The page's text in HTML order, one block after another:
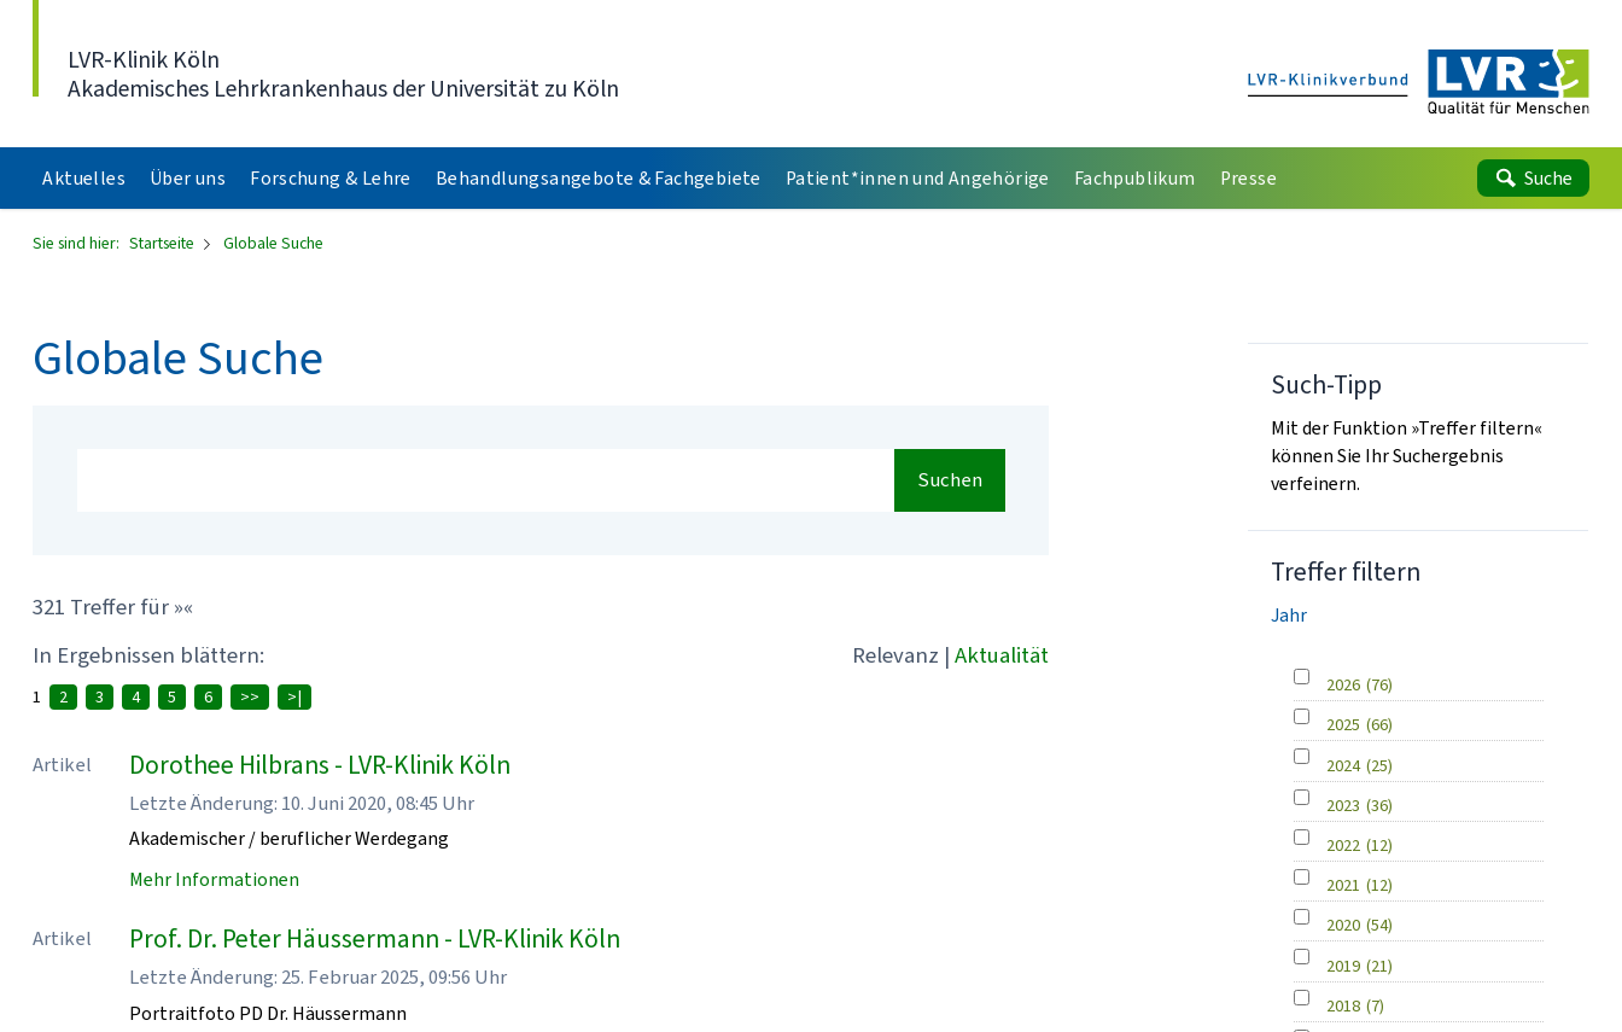
LVR-Klinik Köln
Akademisches Lehrkrankenhaus der Universität zu Köln
Aktuelles Über uns Forschung & Lehre Behandlungsangebote & Fachgebiete Patient*innen und Angehörige Fachpublikum Presse Suche
Sie sind hier: Startseite Globale Suche
Globale Suche
Suchen
321 Treffer für »«
In Ergebnissen blättern:
Relevanz | Aktualität
1 2 3 4 5 6 >> >|
Artikel Dorothee Hilbrans - LVR-Klinik Köln
Letzte Änderung: 10. Juni 2020, 08:45 Uhr
Akademischer / beruflicher Werdegang
Mehr Informationen
Artikel Prof. Dr. Peter Häussermann - LVR-Klinik Köln
Letzte Änderung: 25. Februar 2025, 09:56 Uhr
Portraitfoto PD Dr. Häussermann
Such-Tipp
Mit der Funktion »Treffer filtern«
können Sie Ihr Suchergebnis
verfeinern.
Treffer filtern
Jahr
2026 (76)
2025 (66)
2024 (25)
2023 (36)
2022 (12)
2021 (12)
2020 (54)
2019 (21)
2018 (7)